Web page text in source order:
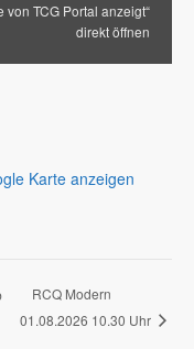
Karte anzeigen
von TCG Portal anzeigt“
direkt öffnen
RCQ Modern
01.08.2026 10.30 Uhr